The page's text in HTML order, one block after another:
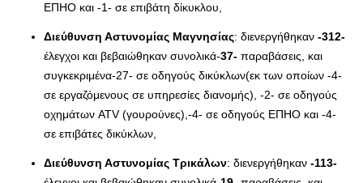
ΕΠΗΟ και -1- σε επιβάτη δίκυκλου,
Διεύθυνση Αστυνομίας Μαγνησίας: διενεργήθηκαν -312-
έλεγχοι και βεβαιώθηκαν συνολικά-37- παραβάσεις, και
συγκεκριμένα-27- σε οδηγούς δικύκλων(εκ των οποίων -4-
σε εργαζόμενους σε υπηρεσίες διανομής), -2- σε οδηγούς
οχημάτων ATV (γουρούνες),-4- σε οδηγούς ΕΠΗΟ και -4-
σε επιβάτες δικύκλων,
Διεύθυνση Αστυνομίας Τρικάλων: διενεργήθηκαν -113-